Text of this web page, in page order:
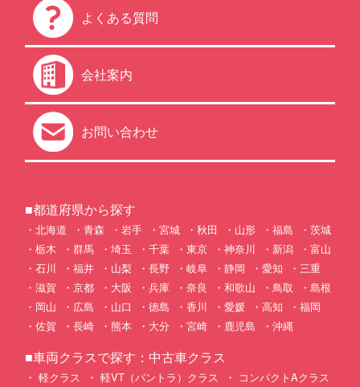
よくある質問
会社案内
お問い合わせ
■都道府県から探す
北海道 青森 岩手 宮城 秋田 山形 福島
茨城
栃木
群馬 埼玉 千葉 東京 神奈川 新潟
富山
石川
福井 山梨 長野 岐阜 静岡 愛知
三重
滋賀
京都 大阪 兵庫 奈良 和歌山 鳥取
島根
岡山
広島 山口 徳島 香川 愛媛 高知
福岡
佐賀
長崎 熊本 大分 宮崎 鹿児島 沖縄
■車両クラスで探す：中古車クラス
軽クラス 軽VT（バントラ）クラス
コンパクトAクラス